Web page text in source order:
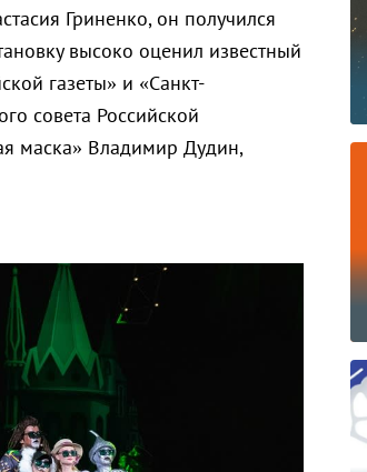
Гриненко, он получился
высоко оценил известный
газеты» и «Санкт-
совета Российской
маска» Владимир Дудин,